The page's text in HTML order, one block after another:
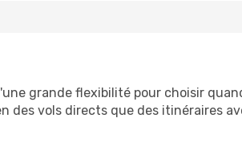
grande flexibilité pour choisir
des vols directs que des itinéraires